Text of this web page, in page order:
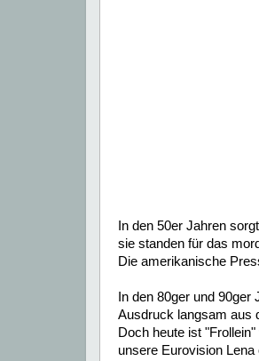
In den 50er Jahren
sie standen für das
Die amerikanische
In den 80ger und
Ausdruck langsam aus
Doch heute ist
unsere Eurovision